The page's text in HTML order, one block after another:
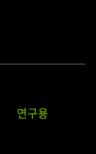
연구용